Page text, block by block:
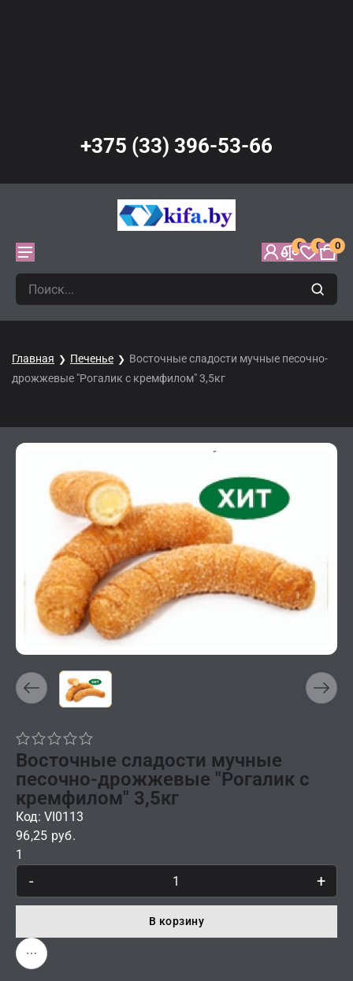
+375 (33) 396-53-66
0 0 0
Главная Печенье
Восточные сладости мучные песочно-
дрожжевые "Рогалик с кремфилом" 3,5кг
Восточные сладости мучные
песочно-дрожжевые "Рогалик с
кремфилом" 3,5кг
Код: VI0113
96,25 руб.
1
- +
В корзину